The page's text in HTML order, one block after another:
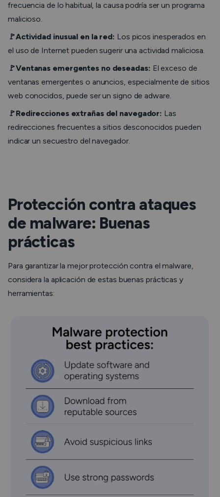
frecuencia de lo habitual, la causa podría ser un programa
malicioso.
🚩Actividad inusual en la red: Los picos inesperados en
el uso de Internet pueden sugerir una actividad maliciosa.
🚩Ventanas emergentes no deseadas: El exceso de
ventanas emergentes o anuncios, especialmente de sitios
web conocidos, puede ser un signo de adware.
🚩Redirecciones extrañas del navegador: Las
redirecciones frecuentes a sitios desconocidos pueden
indicar un secuestro del navegador.
Protección contra ataques
de malware: Buenas
prácticas
Para garantizar la mejor protección contra el malware,
considera la aplicación de estas buenas prácticas y
herramientas: